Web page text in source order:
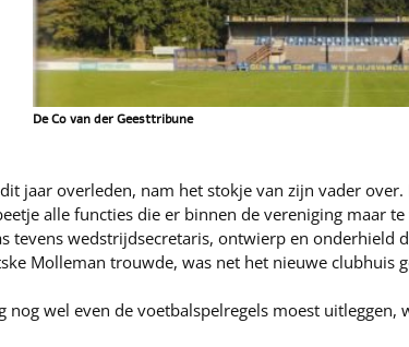
De Co van der Geesttribune
jaar overleden, nam het stokje van zijn vader
alle functies die er binnen de vereniging maar
tevens wedstrijdsecretaris, ontwierp en onderhield
Molleman trouwde, was net het nieuwe clubhuis
nog wel even de voetbalspelregels moest uitleggen,